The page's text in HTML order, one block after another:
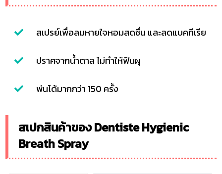
สเปรย์เพื่อลมหายใจหอมสดชื่น และลดแบคทีเรีย
ปราศจากน้ำตาล ไม่ทำให้ฟันผุ
พ่นได้มากกว่า 150 ครั้ง
สเปกสินค้าของ Dentiste Hygienic
Breath Spray